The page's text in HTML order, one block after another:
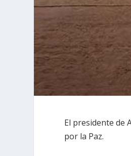
El presidente de
por la Paz.